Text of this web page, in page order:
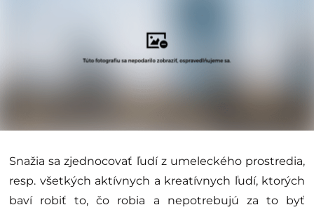
Snažia sa zjednocovať ľudí z umeleckého prostredia,
resp. všetkých aktívnych a kreatívnych ľudí, ktorých
baví robiť to, čo robia a nepotrebujú za to byť